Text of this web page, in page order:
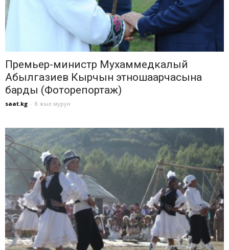
Премьер-министр Мухаммедкалый
Абылгазиев Кырчын этношаарчасына
барды (Фоторепортаж)
saat.kg - 8 жыл мурун